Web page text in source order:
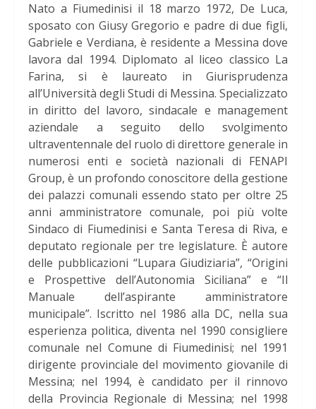
Nato a Fiumedinisi il 18 marzo 1972, De Luca,
sposato con Giusy Gregorio e padre di due figli,
Gabriele e Verdiana, è residente a Messina dove
lavora dal 1994. Diplomato al liceo classico La
Farina, si è laureato in Giurisprudenza
all’Università degli Studi di Messina. Specializzato
in diritto del lavoro, sindacale e management
aziendale a seguito dello svolgimento
ultraventennale del ruolo di direttore generale in
numerosi enti e società nazionali di FENAPI
Group, è un profondo conoscitore della gestione
dei palazzi comunali essendo stato per oltre 25
anni amministratore comunale, poi più volte
Sindaco di Fiumedinisi e Santa Teresa di Riva, e
deputato regionale per tre legislature. È autore
delle pubblicazioni “Lupara Giudiziaria”, “Origini
e Prospettive dell’Autonomia Siciliana” e “Il
Manuale dell’aspirante amministratore
municipale”. Iscritto nel 1986 alla DC, nella sua
esperienza politica, diventa nel 1990 consigliere
comunale nel Comune di Fiumedinisi; nel 1991
dirigente provinciale del movimento giovanile di
Messina; nel 1994, è candidato per il rinnovo
della Provincia Regionale di Messina; nel 1998